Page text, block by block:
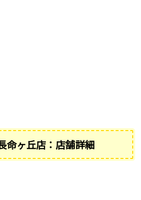
命ヶ丘店：店舗詳細